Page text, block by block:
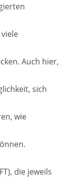
Auch hier,
sich
wie
die jeweils